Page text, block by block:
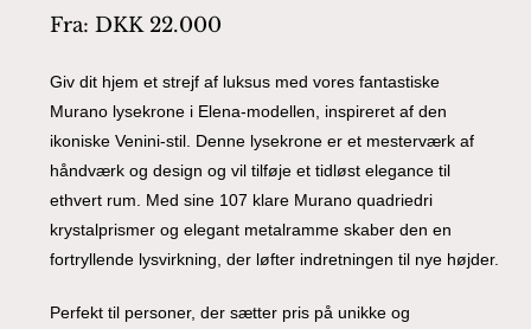
Fra: DKK22.000
Giv dit hjem et strejf af luksus med vores fantastiske
Murano lysekrone i Elena-modellen, inspireret af den
ikoniske Venini-stil. Denne lysekrone er et mesterværk af
håndværk og design og vil tilføje et tidløst elegance til
ethvert rum. Med sine 107 klare Murano quadriedri
krystalprismer og elegant metalramme skaber den en
fortryllende lysvirkning, der løfter indretningen til nye højder.
Perfekt til personer, der sætter pris på unikke og